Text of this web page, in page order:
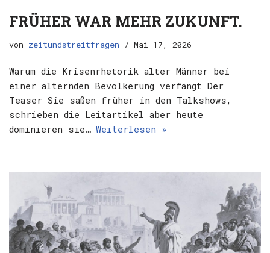
FRÜHER WAR MEHR ZUKUNFT.
von zeitundstreitfragen Mai 17, 2026
Warum die Krisenrhetorik alter Männer bei
einer alternden Bevölkerung verfängt Der
Teaser Sie saßen früher in den Talkshows,
schrieben die Leitartikel aber heute
dominieren sie… Weiterlesen »